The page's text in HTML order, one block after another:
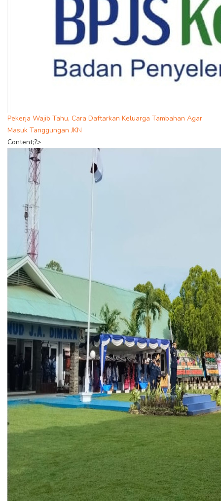
Pekerja Wajib Tahu, Cara Daftarkan Keluarga Tambahan Agar
Masuk Tanggungan JKN
Content;?>